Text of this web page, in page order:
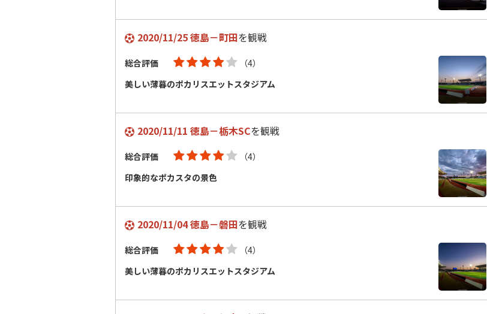
2020/11/25 徳島－町田を観戦
総合評価
（4）
美しい薄暮のポカリスエットスタジアム
2020/11/11 徳島－栃木SCを観戦
総合評価
（4）
印象的なポカスタの景色
2020/11/04 徳島－磐田を観戦
総合評価
（4）
美しい薄暮のポカリスエットスタジアム